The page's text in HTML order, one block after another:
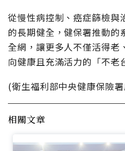
從慢性病控制、癌症篩檢與
的長期健全，健保署推動的
全網，讓更多人不僅活得老
向健康且充滿活力的「不老
(衛生福利部中央健康保險
相關文章